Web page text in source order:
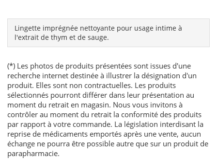
Lingette imprégnée nettoyante pour usage intime à
l'extrait de thym et de sauge.
(*) Les photos de produits présentées sont issues d'une
recherche internet destinée à illustrer la désignation d'un
produit. Elles sont non contractuelles. Les produits
sélectionnés pourront différer dans leur présentation au
moment du retrait en magasin. Nous vous invitons à
contrôler au moment du retrait la conformité des produits
par rapport à votre commande. La législation interdisant la
reprise de médicaments emportés après une vente, aucun
échange ne pourra être possible autre que sur un produit de
parapharmacie.